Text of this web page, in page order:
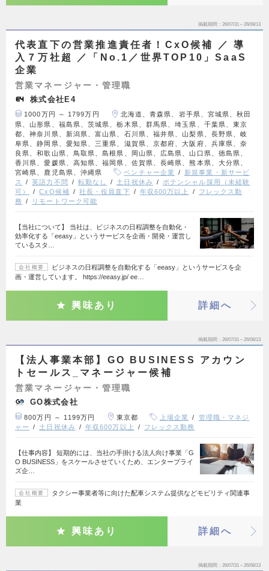
掲載期間 26/07/31～26/08/13
代表直下の営業推進責任者！CxO候補 ／ 導
入７万社超 ／「No.1／世界TOP10」SaaS
企業
営業マネージャー・管理職
株式会社E4
1000万円 ～ 1799万円
北海道、青森県、岩手県、宮城県、秋田
県、山形県、福島県、茨城県、栃木県、群馬県、埼玉県、千葉県、東京
都、神奈川県、新潟県、富山県、石川県、福井県、山梨県、長野県、岐
阜県、静岡県、愛知県、三重県、滋賀県、京都府、大阪府、兵庫県、奈
良県、和歌山県、鳥取県、島根県、岡山県、広島県、山口県、徳島県、
香川県、愛媛県、高知県、福岡県、佐賀県、長崎県、熊本県、大分県、
宮崎県、鹿児島県、沖縄県
ベンチャー企業
新規事業・新サービ
ス
英語力不問 転勤なし 土日祝休み
ポテンシャル採用（未経験
可）
CxO候補 社長・役員直下 年収600万以上
フレックス勤
務
リモートワーク可能
【当社について】 当社は、ビジネスの日程調整を自動化・
効率化する「eeasy」というサービスを企画・開発・運営し
ているスタ…
会社概要
ビジネスの日程調整を自動化する「eeasy」というサービスを企
画・運営しています。 https://eeasy.jp/ ee…
興味あり 詳細へ
掲載期間 26/07/31～26/08/13
【法人事業本部】GO BUSINESS アカウン
トセールス_マネージャー候補
営業マネージャー・管理職
GO株式会社
800万円 ～ 1199万円 東京都 上場企業
管理職・マネジ
ャー
土日祝休み 年収600万以上 フレックス勤務
【仕事内容】 短期的には、当社の手掛ける法人向け事業「G
O BUSINESS」をスケールさせていくため、エンタープライ
ズ企…
会社概要
タクシー事業者等に向けた配車システム提供などモビリティ関連事
業
興味あり 詳細へ
掲載期間 26/07/31～26/08/13